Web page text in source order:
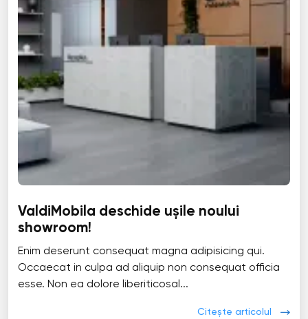
ValdiMobila deschide ușile noului
showroom!
Enim deserunt consequat magna adipisicing qui.
Occaecat in culpa ad aliquip non consequat officia
esse. Non ea dolore liberiticosal...
Citește articolul